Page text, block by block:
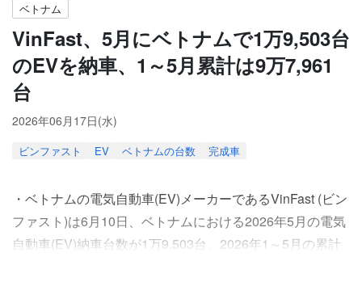
ベトナム
VinFast、5月にベトナムで1万9,503台
のEVを納車、1～5月累計は9万7,961
台
2026年06月17日(水)
ビンファスト EV ベトナムの台数 完成車
・ベトナムの電気自動車(EV)メーカーであるVinFast (ビン
ファスト)は6月10日、ベトナムにおける2026年5月の電気
自動車(EV)納車台数が1万9,503台、2026年1～5月の累計